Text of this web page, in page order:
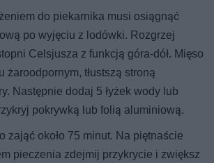
do piekarnika musi osiągnąć
po wyjęciu z lodówki. Rozgrzej
Celsjusza z funkcją góra-dół. Mięso
żaroodpornym, tłustszą stroną
Następnie dodaj 5 łyżek wody lub
pokrywką lub folią aluminiową.
zająć około 75 minut. Na piętnaście
pieczenia zdejmij przykrycie i zwiększ